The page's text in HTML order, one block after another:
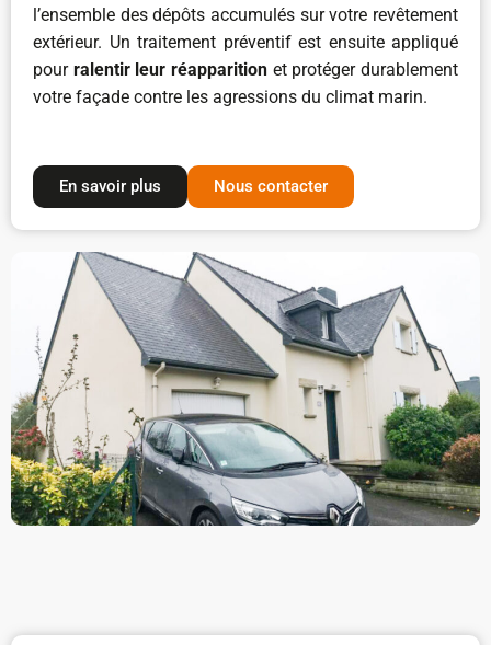
l’ensemble des dépôts accumulés sur votre revêtement
extérieur. Un traitement préventif est ensuite appliqué
pour ralentir leur réapparition et protéger durablement
votre façade contre les agressions du climat marin.
En savoir plus Nous contacter